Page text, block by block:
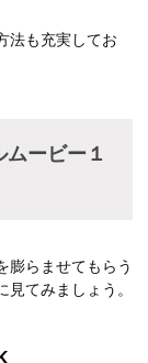
法も充実してお
ービー１
膨らませてもらう
てみましょう。